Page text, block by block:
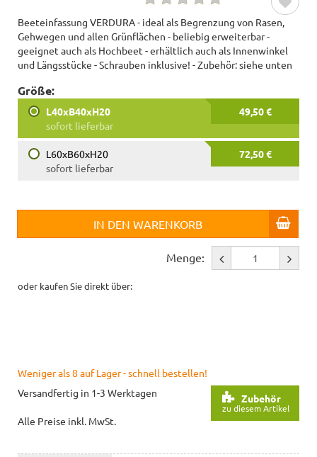
Beeteinfassung VERDURA - ideal als Begrenzung von Rasen,
Gehwegen und allen Grünflächen - beliebig erweiterbar -
geeignet auch als Hochbeet - erhältlich auch als Innenwinkel
und Längsstücke - Schrauben inklusive! - Zubehör: siehe unten
Größe:
L40xB40xH20
49,50 €
sofort lieferbar
L60xB60xH20
72,50 €
sofort lieferbar
IN DEN WARENKORB
Menge:
oder kaufen Sie direkt über:
Weniger als 8 auf Lager - schnell bestellen!
Zubehör
zu diesem Artikel
Versandfertig in 1-3 Werktagen
Alle Preise inkl. MwSt.